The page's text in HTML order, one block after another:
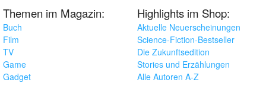
Themen im Magazin:
Buch
Film
TV
Game
Gadget
Highlights im Shop:
Aktuelle Neuerscheinungen
Science-Fiction-Bestseller
Die Zukunftsedition
Stories und Erzählungen
Alle Autoren A-Z